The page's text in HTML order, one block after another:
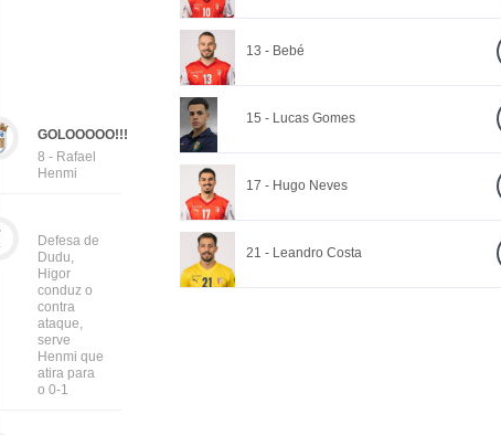
GOLOOOOO!!!
8 - Rafael
Henmi
Defesa de
Dudu,
Higor
conduz o
contra
ataque,
serve
Henmi que
atira para
o 0-1
13 - Bebé
15 - Lucas Gomes
17 - Hugo Neves
21 - Leandro Costa